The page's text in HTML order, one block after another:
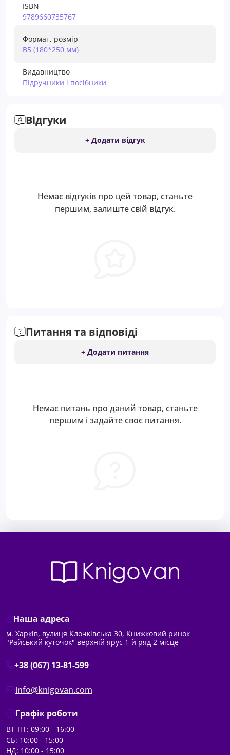
ISBN
9789660735767
Формат, розмір
В5 (180*250 мм)
Видавництво
Підручники і посібники
Відгуки
+ Додати відгук
Немає відгуків про цей товар, станьте
першим, залиште свій відгук.
Питання та відповіді
+ Додати питання
Немає питань про даний товар, станьте
першим і задайте своє питання.
Наша адреса
м. Харків, вулиця Клочківська 30, Книжковий ринок
"Райський куточок" верхній ярус 1-й ряд 2 місце
+38 (067) 13-81-599
info@knigovan.com
Графік роботи
ВТ-ПТ: 09:00 - 16:00
СБ: 10:00 - 15:00
НД: 10:00 - 15:00